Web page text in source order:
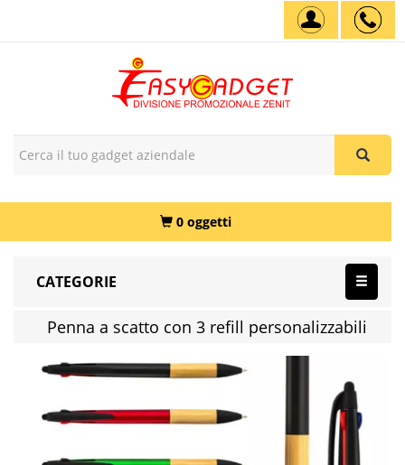
0 oggetti
CATEGORIE
Penna a scatto con 3 refill personalizzabili